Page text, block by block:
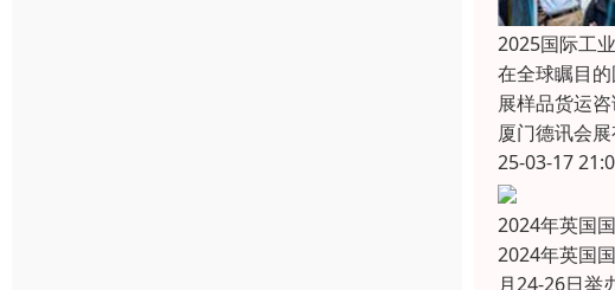
2025国际工
在全球瞩目
展样品货运
厦门德讯会
25-03-17
2024年英国
2024年英国
月24-26日举